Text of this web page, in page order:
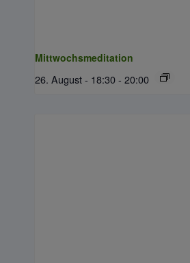
Mittwochsmeditation
26. August - 18:30- 20:00